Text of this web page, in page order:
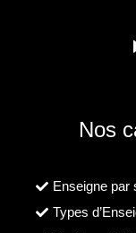
Nos
Enseigne par
Types